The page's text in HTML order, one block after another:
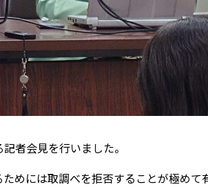
者会見を行いました。
めには取調べを拒否することが極めて